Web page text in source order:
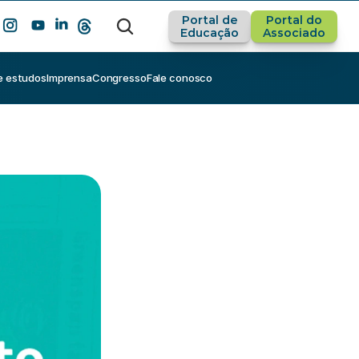
Portal de
Educação
Portal do
Associado
estudosImprensaCongressoFale conosco